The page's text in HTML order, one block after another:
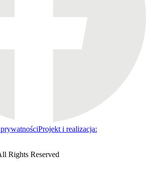
Projekt i realizacja:
Rights Reserved